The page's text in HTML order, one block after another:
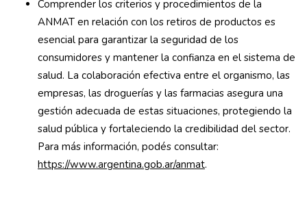
Comprender los criterios y procedimientos de la
ANMAT en relación con los retiros de productos es
esencial para garantizar la seguridad de los
consumidores y mantener la confianza en el sistema de
salud. La colaboración efectiva entre el organismo, las
empresas, las droguerías y las farmacias asegura una
gestión adecuada de estas situaciones, protegiendo la
salud pública y fortaleciendo la credibilidad del sector.
Para más información, podés consultar:
https://www.argentina.gob.ar/anmat.